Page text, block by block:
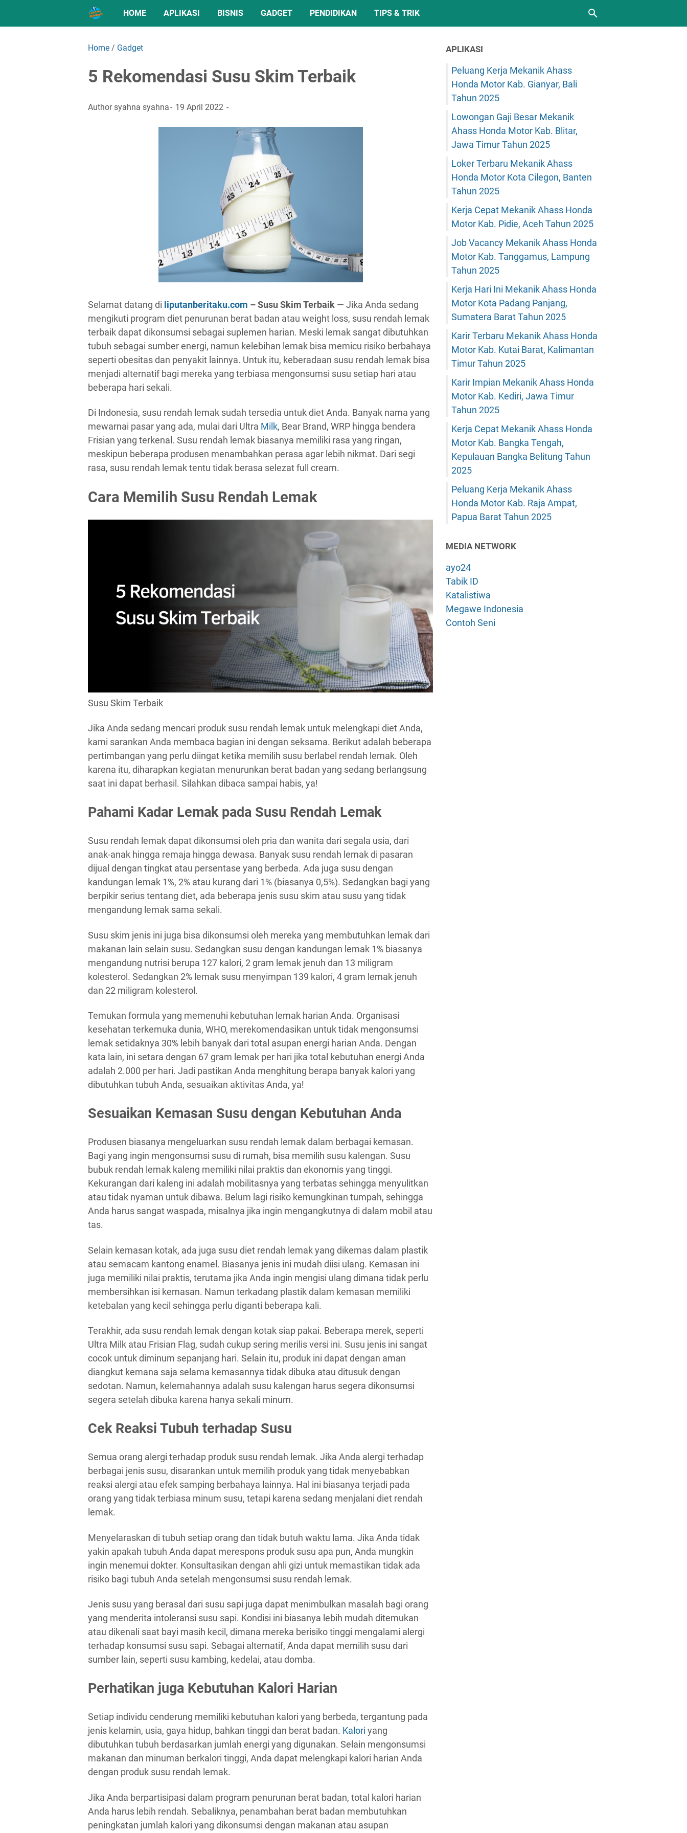
HOME APLIKASI BISNIS GADGET PENDIDIKAN TIPS & TRIK
Home / Gadget
5 Rekomendasi Susu Skim Terbaik
Authorsyahna syahna 19 April 2022
Selamat datang di liputanberitaku.com – Susu Skim Terbaik — Jika Anda sedang
mengikuti program diet penurunan berat badan atau weight loss, susu rendah lemak
terbaik dapat dikonsumsi sebagai suplemen harian. Meski lemak sangat dibutuhkan
tubuh sebagai sumber energi, namun kelebihan lemak bisa memicu risiko berbahaya
seperti obesitas dan penyakit lainnya. Untuk itu, keberadaan susu rendah lemak bisa
menjadi alternatif bagi mereka yang terbiasa mengonsumsi susu setiap hari atau
beberapa hari sekali.
Di Indonesia, susu rendah lemak sudah tersedia untuk diet Anda. Banyak nama yang
mewarnai pasar yang ada, mulai dari Ultra Milk, Bear Brand, WRP hingga bendera
Frisian yang terkenal. Susu rendah lemak biasanya memiliki rasa yang ringan,
meskipun beberapa produsen menambahkan perasa agar lebih nikmat. Dari segi
rasa, susu rendah lemak tentu tidak berasa selezat full cream.
Cara Memilih Susu Rendah Lemak
Susu Skim Terbaik
Jika Anda sedang mencari produk susu rendah lemak untuk melengkapi diet Anda,
kami sarankan Anda membaca bagian ini dengan seksama. Berikut adalah beberapa
pertimbangan yang perlu diingat ketika memilih susu berlabel rendah lemak. Oleh
karena itu, diharapkan kegiatan menurunkan berat badan yang sedang berlangsung
saat ini dapat berhasil. Silahkan dibaca sampai habis, ya!
Pahami Kadar Lemak pada Susu Rendah Lemak
Susu rendah lemak dapat dikonsumsi oleh pria dan wanita dari segala usia, dari
anak-anak hingga remaja hingga dewasa. Banyak susu rendah lemak di pasaran
dijual dengan tingkat atau persentase yang berbeda. Ada juga susu dengan
kandungan lemak 1%, 2% atau kurang dari 1% (biasanya 0,5%). Sedangkan bagi yang
berpikir serius tentang diet, ada beberapa jenis susu skim atau susu yang tidak
mengandung lemak sama sekali.
Susu skim jenis ini juga bisa dikonsumsi oleh mereka yang membutuhkan lemak dari
makanan lain selain susu. Sedangkan susu dengan kandungan lemak 1% biasanya
mengandung nutrisi berupa 127 kalori, 2 gram lemak jenuh dan 13 miligram
kolesterol. Sedangkan 2% lemak susu menyimpan 139 kalori, 4 gram lemak jenuh
dan 22 miligram kolesterol.
Temukan formula yang memenuhi kebutuhan lemak harian Anda. Organisasi
kesehatan terkemuka dunia, WHO, merekomendasikan untuk tidak mengonsumsi
lemak setidaknya 30% lebih banyak dari total asupan energi harian Anda. Dengan
kata lain, ini setara dengan 67 gram lemak per hari jika total kebutuhan energi Anda
adalah 2.000 per hari. Jadi pastikan Anda menghitung berapa banyak kalori yang
dibutuhkan tubuh Anda, sesuaikan aktivitas Anda, ya!
Sesuaikan Kemasan Susu dengan Kebutuhan Anda
Produsen biasanya mengeluarkan susu rendah lemak dalam berbagai kemasan.
Bagi yang ingin mengonsumsi susu di rumah, bisa memilih susu kalengan. Susu
bubuk rendah lemak kaleng memiliki nilai praktis dan ekonomis yang tinggi.
Kekurangan dari kaleng ini adalah mobilitasnya yang terbatas sehingga menyulitkan
atau tidak nyaman untuk dibawa. Belum lagi risiko kemungkinan tumpah, sehingga
Anda harus sangat waspada, misalnya jika ingin mengangkutnya di dalam mobil atau
tas.
Selain kemasan kotak, ada juga susu diet rendah lemak yang dikemas dalam plastik
atau semacam kantong enamel. Biasanya jenis ini mudah diisi ulang. Kemasan ini
juga memiliki nilai praktis, terutama jika Anda ingin mengisi ulang dimana tidak perlu
membersihkan isi kemasan. Namun terkadang plastik dalam kemasan memiliki
ketebalan yang kecil sehingga perlu diganti beberapa kali.
Terakhir, ada susu rendah lemak dengan kotak siap pakai. Beberapa merek, seperti
Ultra Milk atau Frisian Flag, sudah cukup sering merilis versi ini. Susu jenis ini sangat
cocok untuk diminum sepanjang hari. Selain itu, produk ini dapat dengan aman
diangkut kemana saja selama kemasannya tidak dibuka atau ditusuk dengan
sedotan. Namun, kelemahannya adalah susu kalengan harus segera dikonsumsi
segera setelah dibuka karena hanya sekali minum.
Cek Reaksi Tubuh terhadap Susu
Semua orang alergi terhadap produk susu rendah lemak. Jika Anda alergi terhadap
berbagai jenis susu, disarankan untuk memilih produk yang tidak menyebabkan
reaksi alergi atau efek samping berbahaya lainnya. Hal ini biasanya terjadi pada
orang yang tidak terbiasa minum susu, tetapi karena sedang menjalani diet rendah
lemak.
Menyelaraskan di tubuh setiap orang dan tidak butuh waktu lama. Jika Anda tidak
yakin apakah tubuh Anda dapat merespons produk susu apa pun, Anda mungkin
ingin menemui dokter. Konsultasikan dengan ahli gizi untuk memastikan tidak ada
risiko bagi tubuh Anda setelah mengonsumsi susu rendah lemak.
Jenis susu yang berasal dari susu sapi juga dapat menimbulkan masalah bagi orang
yang menderita intoleransi susu sapi. Kondisi ini biasanya lebih mudah ditemukan
atau dikenali saat bayi masih kecil, dimana mereka berisiko tinggi mengalami alergi
terhadap konsumsi susu sapi. Sebagai alternatif, Anda dapat memilih susu dari
sumber lain, seperti susu kambing, kedelai, atau domba.
Perhatikan juga Kebutuhan Kalori Harian
Setiap individu cenderung memiliki kebutuhan kalori yang berbeda, tergantung pada
jenis kelamin, usia, gaya hidup, bahkan tinggi dan berat badan. Kalori yang
dibutuhkan tubuh berdasarkan jumlah energi yang digunakan. Selain mengonsumsi
makanan dan minuman berkalori tinggi, Anda dapat melengkapi kalori harian Anda
dengan produk susu rendah lemak.
Jika Anda berpartisipasi dalam program penurunan berat badan, total kalori harian
Anda harus lebih rendah. Sebaliknya, penambahan berat badan membutuhkan
peningkatan jumlah kalori yang dikonsumsi dengan makanan atau asupan
APLIKASI
Peluang Kerja Mekanik Ahass
Honda Motor Kab. Gianyar, Bali
Tahun 2025
Lowongan Gaji Besar Mekanik
Ahass Honda Motor Kab. Blitar,
Jawa Timur Tahun 2025
Loker Terbaru Mekanik Ahass
Honda Motor Kota Cilegon, Banten
Tahun 2025
Kerja Cepat Mekanik Ahass Honda
Motor Kab. Pidie, Aceh Tahun 2025
Job Vacancy Mekanik Ahass Honda
Motor Kab. Tanggamus, Lampung
Tahun 2025
Kerja Hari Ini Mekanik Ahass Honda
Motor Kota Padang Panjang,
Sumatera Barat Tahun 2025
Karir Terbaru Mekanik Ahass Honda
Motor Kab. Kutai Barat, Kalimantan
Timur Tahun 2025
Karir Impian Mekanik Ahass Honda
Motor Kab. Kediri, Jawa Timur
Tahun 2025
Kerja Cepat Mekanik Ahass Honda
Motor Kab. Bangka Tengah,
Kepulauan Bangka Belitung Tahun
2025
Peluang Kerja Mekanik Ahass
Honda Motor Kab. Raja Ampat,
Papua Barat Tahun 2025
MEDIA NETWORK
ayo24
Tabik ID
Katalistiwa
Megawe Indonesia
Contoh Seni